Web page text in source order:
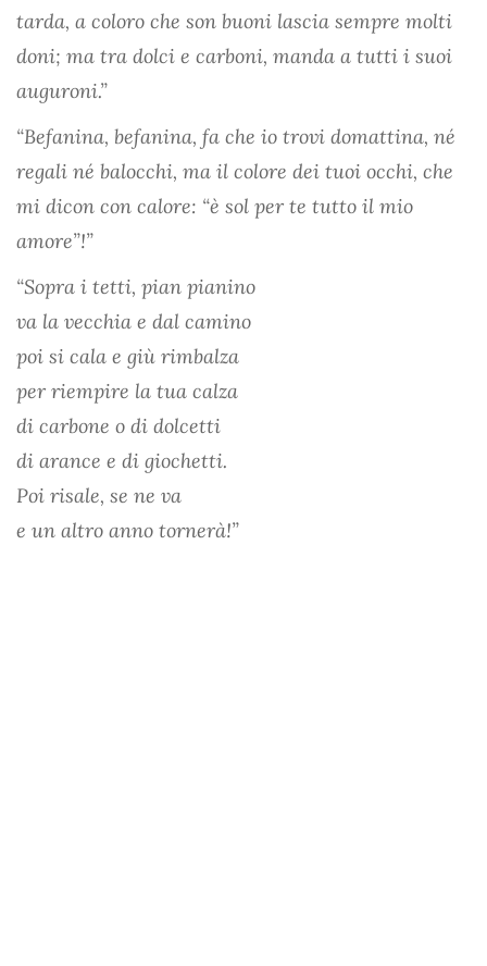
tarda, a coloro che son buoni lascia sempre molti
doni; ma tra dolci e carboni, manda a tutti i suoi
auguroni.”
“Befanina, befanina, fa che io trovi domattina, né
regali né balocchi, ma il colore dei tuoi occhi, che
mi dicon con calore: “è sol per te tutto il mio
amore”!”
“Sopra i tetti, pian pianino
va la vecchia e dal camino
poi si cala e giù rimbalza
per riempire la tua calza
di carbone o di dolcetti
di arance e di giochetti.
Poi risale, se ne va
e un altro anno tornerà!”